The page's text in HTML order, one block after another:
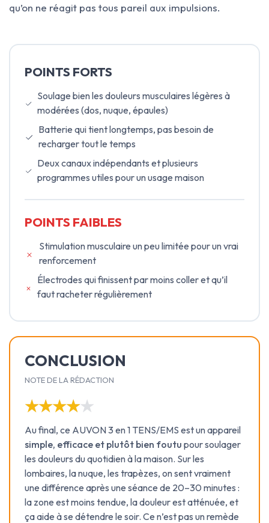
qu’on ne réagit pas tous pareil aux impulsions.
POINTS FORTS
Soulage bien les douleurs musculaires légères à
modérées (dos, nuque, épaules)
Batterie qui tient longtemps, pas besoin de
recharger tout le temps
Deux canaux indépendants et plusieurs
programmes utiles pour un usage maison
POINTS FAIBLES
Stimulation musculaire un peu limitée pour un vrai
renforcement
Électrodes qui finissent par moins coller et qu’il
faut racheter régulièrement
CONCLUSION
NOTE DE LA RÉDACTION
★★★★★
★★★★★
Au final, ce AUVON 3 en 1 TENS/EMS est un appareil
simple, efficace et plutôt bien foutu pour soulager
les douleurs du quotidien à la maison. Sur les
lombaires, la nuque, les trapèzes, on sent vraiment
une différence après une séance de 20–30 minutes :
la zone est moins tendue, la douleur est atténuée, et
ça aide à se détendre le soir. Ce n’est pas un remède